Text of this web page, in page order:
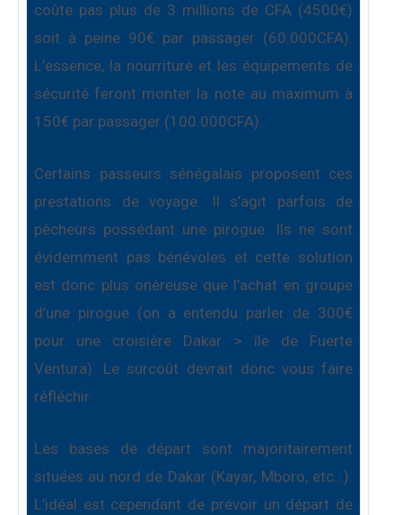
coûte pas plus de 3 millions de CFA (4500€)
soit à peine 90€ par passager (60.000CFA).
L’essence, la nourriture et les équipements de
sécurité feront monter la note au maximum à
150€ par passager (100.000CFA).
Certains passeurs sénégalais proposent ces
prestations de voyage. Il s’agit parfois de
pêcheurs possédant une pirogue. Ils ne sont
évidemment pas bénévoles et cette solution
est donc plus onéreuse que l’achat en groupe
d’une pirogue (on a entendu parler de 300€
pour une croisière Dakar > île de Fuerte
Ventura). Le surcoût devrait donc vous faire
réfléchir.
Les bases de départ sont majoritairement
situées au nord de Dakar (Kayar, Mboro, etc…).
L’idéal est cependant de prévoir un départ de